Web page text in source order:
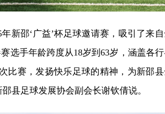
新邵‘广益’杯足球邀请赛，吸引了来
选手年龄跨度从18岁到63岁，涵盖各
比赛，发扬快乐足球的精神，为新邵
县足球发展协会副会长谢钦倩说。